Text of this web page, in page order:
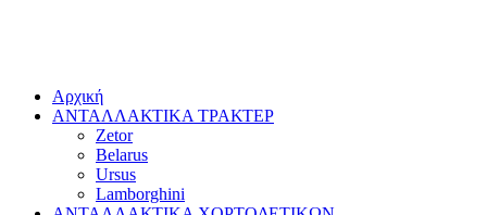
Αρχική
ΑΝΤΑΛΛΑΚΤΙΚΑ ΤΡΑΚΤΕΡ
Zetor
Belarus
Ursus
Lamborghini